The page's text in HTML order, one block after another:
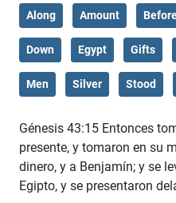
Along Amount
Down Egypt Gifts
Men Silver Stood
Génesis 43:15 Entonces
presente, y tomaron en su
dinero, y a Benjamín; y se
Egipto, y se presentaron